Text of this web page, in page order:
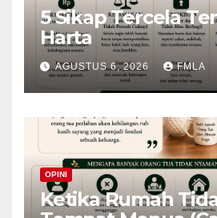
5 Sikap Tercela
Harta
AGUSTUS 6, 2026 FMLA
OPINI
Ketika Rumah